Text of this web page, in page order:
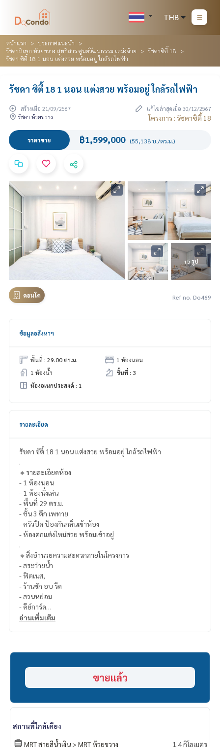
THB
หน้าแรก
ประกาศแนะนำ
รัชดาภิเษก ห้วยขวาง สุทธิสาร ศูนย์วัฒนธรรม เหม่งจ๋าย
รัชดาซิตี้ 18
รัชดา ซิตี้ 18 1 นอน แต่งสวย พร้อมอยู่ ใกล้รถไฟฟ้า
รัชดา ซิตี้ 18 1 นอน แต่งสวย พร้อมอยู่ ใกล้รถไฟฟ้า
สร้างเมื่อ 21/09/2567
แก้ไขล่าสุดเมื่อ 30/12/2567
รัชดา ห้วยขวาง
โครงการ : รัชดาซิตี้ 18
ราคาขาย ฿1,599,000 (55,138 บ./ตร.ม.)
+5 รูป
คอนโด Ref no. Do469
ข้อมูลอสังหาฯ
พื้นที่ : 29.00 ตร.ม.
1 ห้องนอน
1 ห้องน้ำ
ชั้นที่ : 3
ห้องอเนกประสงค์ : 1
รายละเอียด
รัชดา ซิตี้ 18 1 นอน แต่งสวย พร้อมอยู่ ใกล้รถไฟฟ้า
.
🔸รายละเอียดห้อง
- 1 ห้องนอน
- 1 ห้องนั่งเล่น
- พื้นที่ 29 ตร.ม.
- ชั้น 3 ตึก เพทาย
- ครัวปิด ป้องกันกลิ่นเข้าห้อง
- ห้องตกแต่งใหม่สวย พร้อมเข้าอยู่
.
🔸สิ่งอำนวยความสะดวกภายในโครงการ
- สระว่ายน้ำ
- ฟิตเนส,
- ร้านซัก อบ รีด
- สวนหย่อม
- คีย์การ์ด
- รปภ.
- เซ็นทรัล พระราม9
- โฮมโปร
- ตลาดห้วยขวาง
===============
สนใจติดต่อฟลุ๊ค
Line Id : @docondo
อ่านเพิ่มเติม
ขายแล้ว
สถานที่ใกล้เคียง
MRT สายสีน้ำเงิน > MRT ห้วยขวาง
1.4 กิโลเมตร